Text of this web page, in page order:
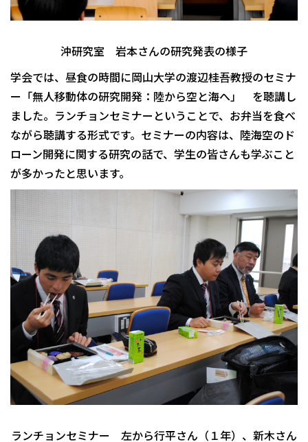
沖研究室 岩本さんの研究発表の様子
学会では、昼食の時間に岡山大学の渡辺桂吾教授のセミナ
ー「無人移動体の研究開発：陸から空と海へ」 を聴講し
ました。ランチョンセミナーということで、お弁当を食べ
ながら聴講する形式です。セミナーの内容は、陸海空のド
ローン開発に関する研究の話で、学生の皆さんも学ぶこと
が多かったと思います。
ランチョンセミナー 左から行平さん（１年）、新木さん